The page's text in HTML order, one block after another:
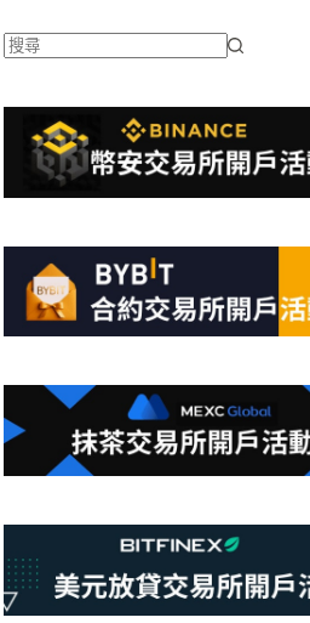
不
件
果